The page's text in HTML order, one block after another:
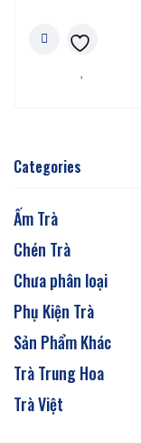
Categories
Ấm Trà
Chén Trà
Chưa phân loại
Phụ Kiện Trà
Sản Phẩm Khác
Trà Trung Hoa
Trà Việt
hạng
5.00
5 sao